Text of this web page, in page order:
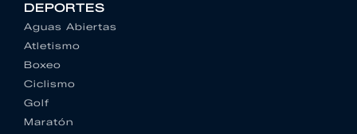
DEPORTES
Aguas Abiertas
Atletismo
Boxeo
Ciclismo
Golf
Maratón